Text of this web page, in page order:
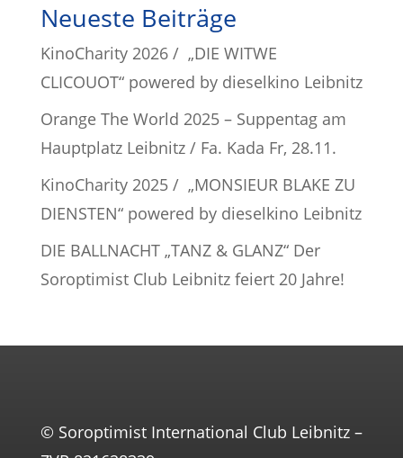
Neueste Beiträge
KinoCharity 2026 / „DIE WITWE
CLICOUOT“ powered by dieselkino Leibnitz
Orange The World 2025 – Suppentag am
Hauptplatz Leibnitz / Fa. Kada Fr, 28.11.
KinoCharity 2025 / „MONSIEUR BLAKE ZU
DIENSTEN“ powered by dieselkino Leibnitz
DIE BALLNACHT „TANZ & GLANZ“ Der
Soroptimist Club Leibnitz feiert 20 Jahre!
© Soroptimist International Club Leibnitz –